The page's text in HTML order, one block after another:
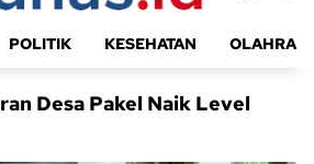
POLITIK KESEHATAN
Desa Pakel Naik Level